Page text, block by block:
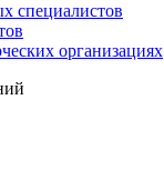
специалистов
организациях